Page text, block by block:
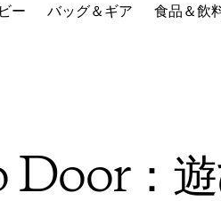
ー バッグ＆ギア 食品＆飲
：遊